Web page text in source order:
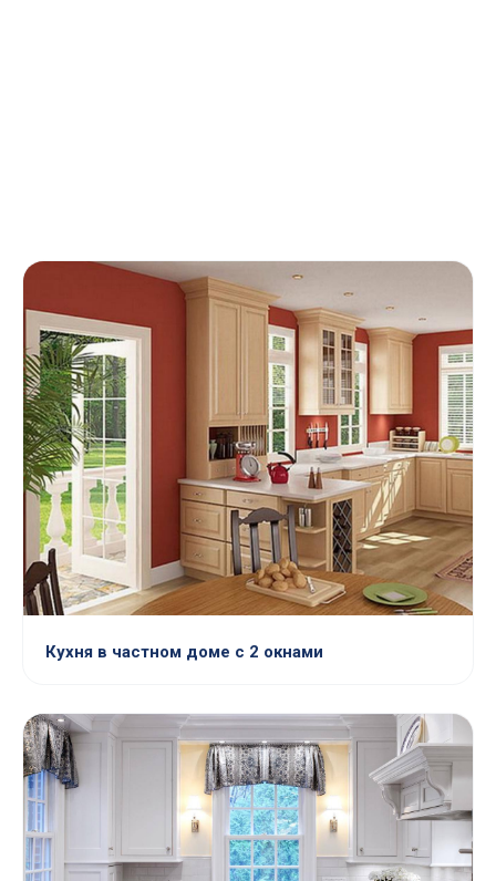
Кухня в частном доме с 2 окнами